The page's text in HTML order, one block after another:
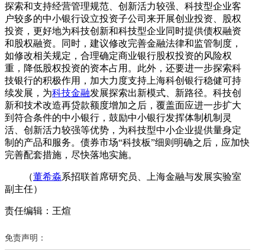
探索和支持经营管理规范、创新活力较强、科技型企业客
户较多的中小银行设立投资子公司来开展创业投资、股权
投资，更好地为科技创新和科技型企业同时提供债权融资
和股权融资。同时，建议修改完善金融法律和监管制度，
如修改相关规定，合理确定商业银行股权投资的风险权
重，降低股权投资的资本占用。此外，还要进一步探索科
技银行的积极作用，加大力度支持上海科创银行稳健可持
续发展，为科技金融发展探索出新模式、新路径。科技创
新和技术改造再贷款额度增加之后，覆盖面应进一步扩大
到符合条件的中小银行，鼓励中小银行发挥体制机制灵
活、创新活力较强等优势，为科技型中小企业提供量身定
制的产品和服务。债券市场“科技板”细则明确之后，应加快
完善配套措施，尽快落地实施。
（董希淼系招联首席研究员、上海金融与发展实验室
副主任）
责任编辑：王煊
免责声明：